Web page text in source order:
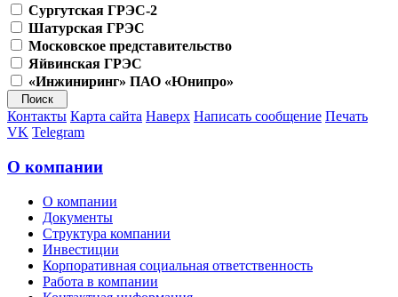
Сургутская ГРЭС-2
Шатурская ГРЭС
Московское представительство
Яйвинская ГРЭС
«Инжиниринг» ПАО «Юнипро»
Контакты Карта сайта Наверх Написать сообщение Печать
VK Telegram
О компании
О компании
Документы
Структура компании
Инвестиции
Корпоративная социальная ответственность
Работа в компании